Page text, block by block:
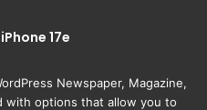
17e
Newspaper, Magazine,
with options that allow you to